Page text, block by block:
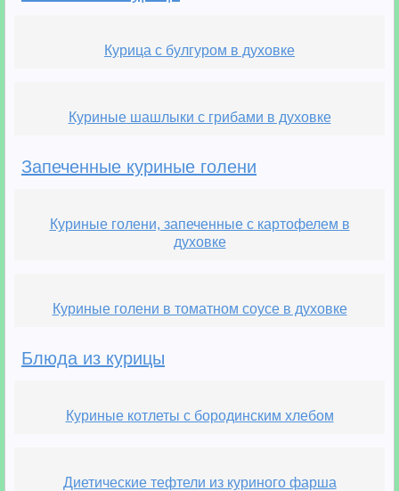
Курица с булгуром в духовке
Куриные шашлыки с грибами в духовке
Запеченные куриные голени
Куриные голени, запеченные с картофелем в
духовке
Куриные голени в томатном соусе в духовке
Блюда из курицы
Куриные котлеты с бородинским хлебом
Диетические тефтели из куриного фарша